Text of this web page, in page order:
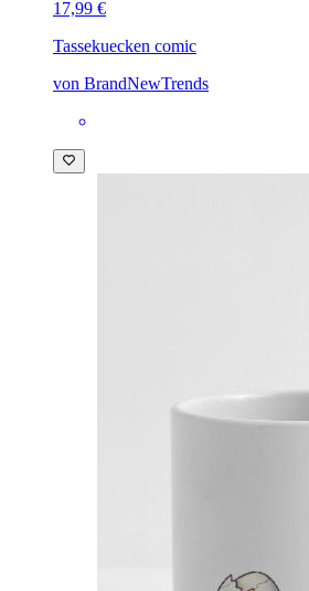
17,99 €
Tassekuecken comic
von BrandNewTrends